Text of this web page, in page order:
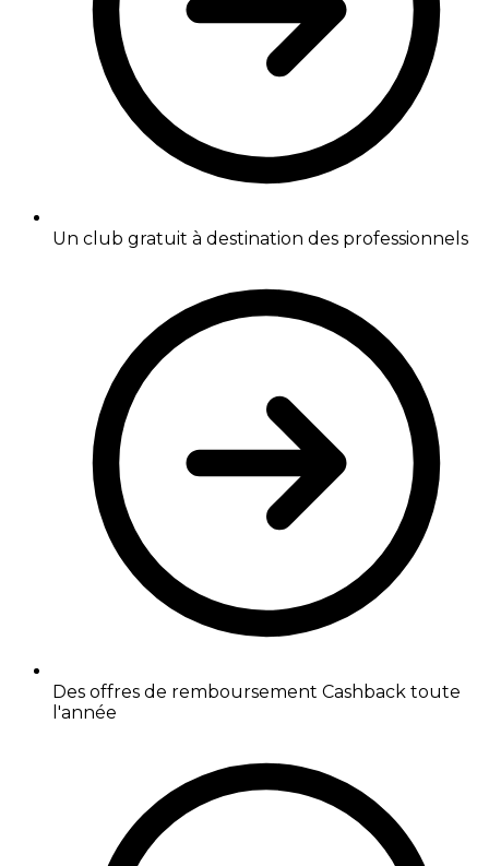
Un club gratuit à destination des professionnels
Des offres de remboursement Cashback toute
l'année